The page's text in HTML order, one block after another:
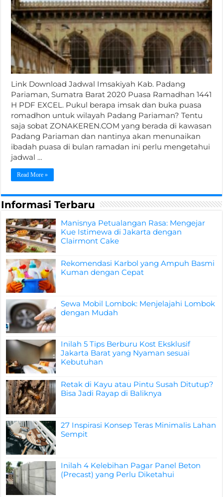
Link Download Jadwal Imsakiyah Kab. Padang
Pariaman, Sumatra Barat 2020 Puasa Ramadhan 1441
H PDF EXCEL. Pukul berapa imsak dan buka puasa
romadhon untuk wilayah Padang Pariaman? Tentu
saja sobat ZONAKEREN.COM yang berada di kawasan
Padang Pariaman dan nantinya akan menunaikan
ibadah puasa di bulan ramadan ini perlu mengetahui
jadwal …
Read More »
Informasi Terbaru
Manisnya Petualangan Rasa: Mengejar
Kue Istimewa di Jakarta dengan
Clairmont Cake
Rekomendasi Karbol yang Ampuh Basmi
Kuman dengan Cepat
Sewa Mobil Lombok: Menjelajahi Lombok
dengan Mudah
Inilah 5 Tips Berburu Kost Eksklusif
Jakarta Barat yang Nyaman sesuai
Kebutuhan
Retak di Kayu atau Pintu Susah Ditutup?
Bisa Jadi Rayap di Baliknya
27 Inspirasi Konsep Teras Minimalis Lahan
Sempit
Inilah 4 Kelebihan Pagar Panel Beton
(Precast) yang Perlu Diketahui